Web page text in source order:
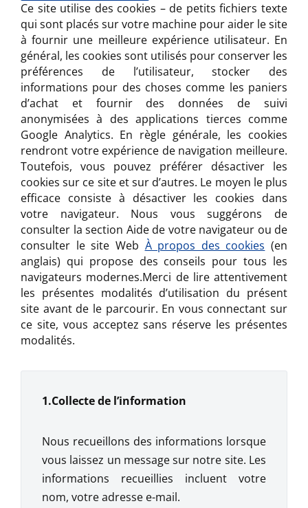
Ce site utilise des cookies – de petits fichiers texte
qui sont placés sur votre machine pour aider le site
à fournir une meilleure expérience utilisateur. En
général, les cookies sont utilisés pour conserver les
préférences de l’utilisateur, stocker des
informations pour des choses comme les paniers
d’achat et fournir des données de suivi
anonymisées à des applications tierces comme
Google Analytics. En règle générale, les cookies
rendront votre expérience de navigation meilleure.
Toutefois, vous pouvez préférer désactiver les
cookies sur ce site et sur d’autres. Le moyen le plus
efficace consiste à désactiver les cookies dans
votre navigateur. Nous vous suggérons de
consulter la section Aide de votre navigateur ou de
consulter le site Web À propos des cookies (en
anglais) qui propose des conseils pour tous les
navigateurs modernes.Merci de lire attentivement
les présentes modalités d’utilisation du présent
site avant de le parcourir. En vous connectant sur
ce site, vous acceptez sans réserve les présentes
modalités.
1.Collecte de l’information
Nous recueillons des informations lorsque
vous laissez un message sur notre site. Les
informations recueillies incluent votre
nom, votre adresse e-mail.